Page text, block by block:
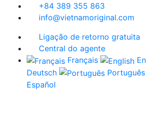
+84 389 355 863
info@vietnamoriginal.com
Ligação de retorno gratuita
Central do agente
Français
Deutsch
Português
Español